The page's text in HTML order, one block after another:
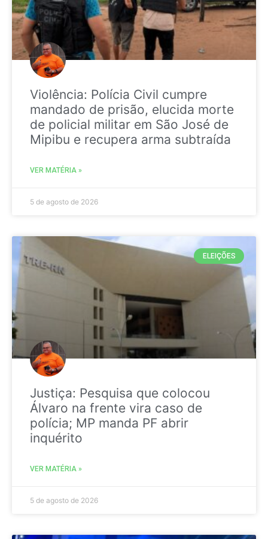
Violência: Polícia Civil cumpre
mandado de prisão, elucida morte
de policial militar em São José de
Mipibu e recupera arma subtraída
VER MATÉRIA »
5 de agosto de 2026
ELEIÇÕES
Justiça: Pesquisa que colocou
Álvaro na frente vira caso de
polícia; MP manda PF abrir
inquérito
VER MATÉRIA »
5 de agosto de 2026